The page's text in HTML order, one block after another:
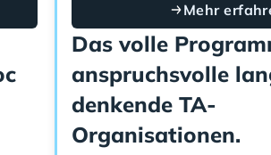
Mehr
Das volle
anspruchsvolle
denkende TA-
Organisationen.